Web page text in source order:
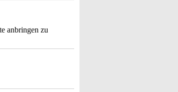
anbringen zu